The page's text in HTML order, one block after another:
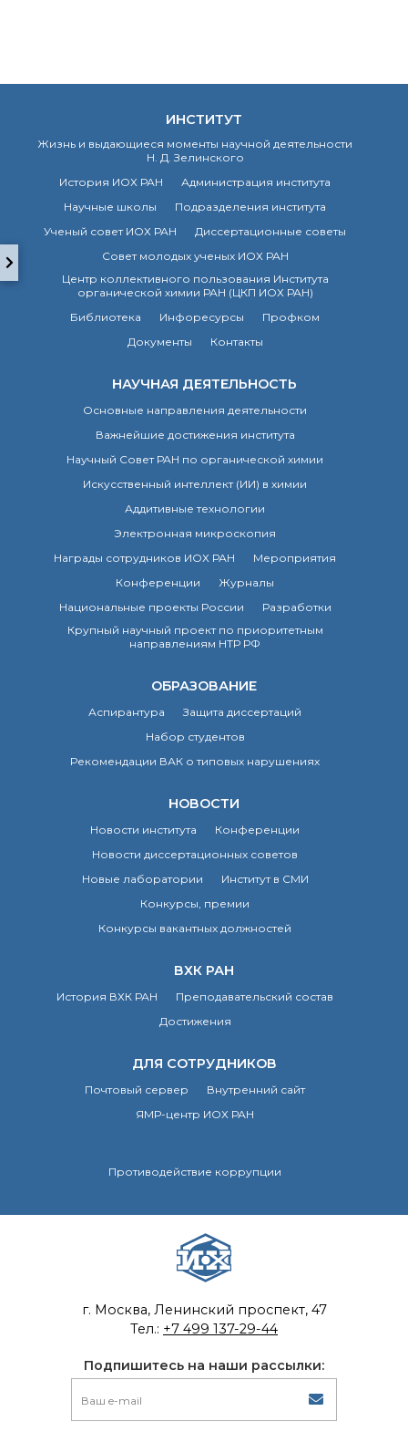
Защита диссертаций
Набор студентов
о типовых нарушениях
Новости института
Конференции
Институт в СМИ
Конкурсы, премии
Конкурсы вакантных
должностей
История ВХК РАН
Преподавательский
Почтовый сервер
ИНСТИТУТ
Жизнь и выдающиеся моменты научной деятельности
Н. Д. Зелинского
История ИОХ РАН
Администрация института
Научные школы
Подразделения института
Ученый совет ИОХ РАН
Диссертационные советы
Совет молодых ученых ИОХ РАН
Центр коллективного пользования Института
органической химии РАН (ЦКП ИОХ РАН)
Библиотека
Инфоресурсы
Профком
Документы
Контакты
НАУЧНАЯ ДЕЯТЕЛЬНОСТЬ
Основные направления деятельности
Важнейшие достижения института
Научный Совет РАН по органической химии
Искусственный интеллект (ИИ) в химии
Аддитивные технологии
Электронная микроскопия
Награды сотрудников ИОХ РАН
Мероприятия
Конференции
Журналы
Национальные проекты России
Разработки
Крупный научный проект по приоритетным
направлениям НТР РФ
ОБРАЗОВАНИЕ
Аспирантура
Защита диссертаций
Набор студентов
Рекомендации ВАК о типовых нарушениях
НОВОСТИ
Новости института
Конференции
Новости диссертационных советов
Новые лаборатории
Институт в СМИ
Конкурсы, премии
Конкурсы вакантных должностей
ВХК РАН
История ВХК РАН
Преподавательский состав
Достижения
ДЛЯ СОТРУДНИКОВ
Почтовый сервер
Внутренний сайт
ЯМР-центр ИОХ РАН
Противодействие коррупции
г. Москва, Ленинский проспект, 47
Тел.: +7 499 137-29-44
Подпишитесь на наши рассылки: